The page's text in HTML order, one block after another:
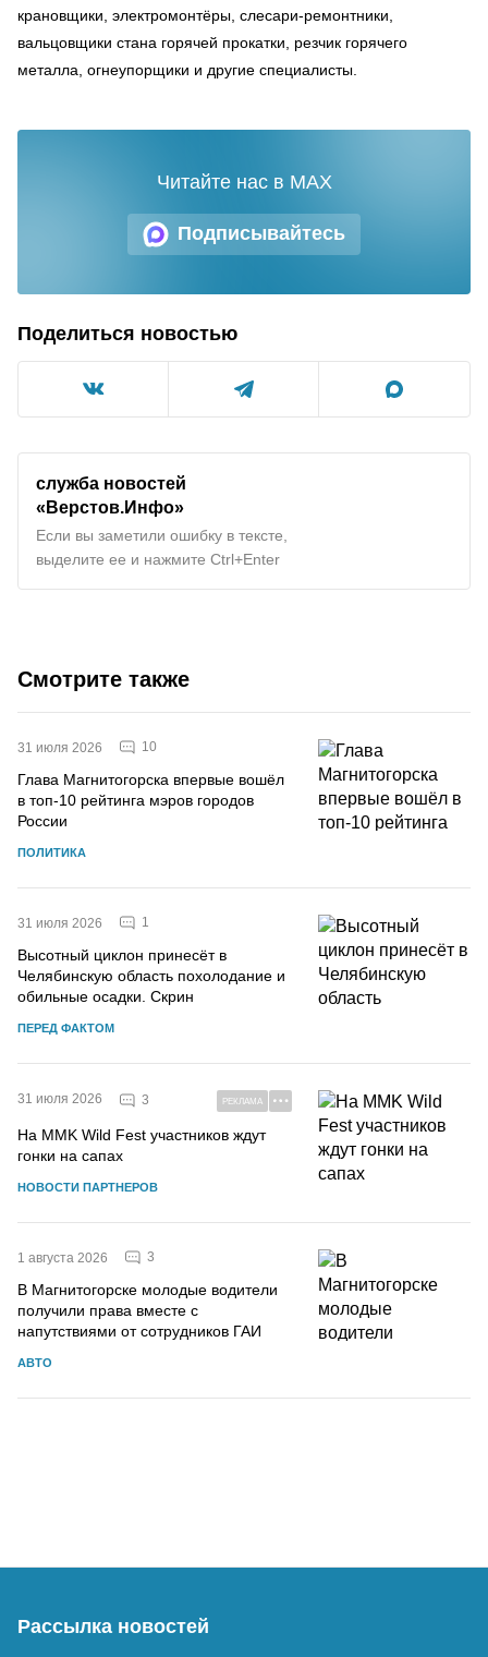
крановщики, электромонтёры, слесари-ремонтники,
вальцовщики стана горячей прокатки, резчик горячего
металла, огнеупорщики и другие специалисты.
Подписывайтесь
Читайте нас в MAX
Поделиться новостью
служба новостей
«Верстов.Инфо»
Если вы заметили ошибку в тексте,
выделите ее и нажмите Ctrl+Enter
Смотрите также
31 июля 2026 10
Глава Магнитогорска впервые вошёл
в топ-10 рейтинга мэров городов
России
ПОЛИТИКА
31 июля 2026 1
Высотный циклон принесёт в
Челябинскую область похолодание и
обильные осадки. Скрин
ПЕРЕД ФАКТОМ
31 июля 2026 3 РЕКЛАМА
На MMK Wild Fest участников ждут
гонки на сапах
НОВОСТИ ПАРТНЕРОВ
1 августа 2026 3
В Магнитогорске молодые водители
получили права вместе с
напутствиями от сотрудников ГАИ
АВТО
Рассылка новостей